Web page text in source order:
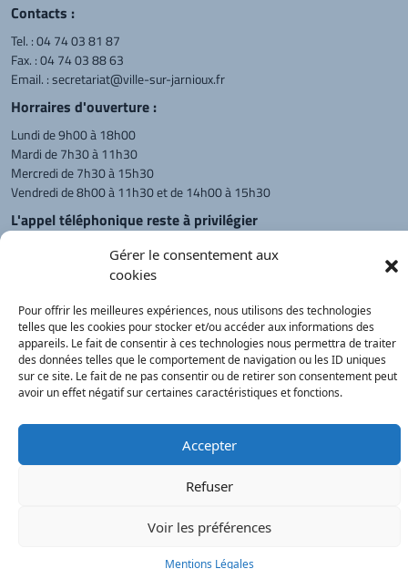
Gérer le consentement aux
cookies
Pour offrir les meilleures expériences, nous utilisons des technologies
telles que les cookies pour stocker et/ou accéder aux informations des
appareils. Le fait de consentir à ces technologies nous permettra de traiter
des données telles que le comportement de navigation ou les ID uniques
sur ce site. Le fait de ne pas consentir ou de retirer son consentement peut
avoir un effet négatif sur certaines caractéristiques et fonctions.
Accepter
Refuser
Voir les préférences
Mentions Légales
Contacts :
Tel. :04 74 03 81 87
Fax. : 04 74 03 88 63
Email. :secretariat@ville-sur-jarnioux.fr
Horraires d'ouverture :
Lundi de 9h00 à 18h00
Mardi de 7h30 à 11h30
Mercredi de 7h30 à 15h30
Vendredi de 8h00 à 11h30 et de 14h00 à 15h30
L'appel téléphonique reste à privilégier
Monsieur le Maire et les adjoints
reçoivent sur rendez-vous.
Retour à l'accueil Actualités PanneauPocket Recherche
Démarches
Contacts
Mentions
légales
Plan du site
®
Correspondants de Presse :
blet.valerie@orange.fr- 06 84 05 04 01